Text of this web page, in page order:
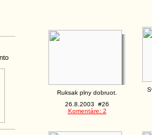
Ruksak plny dobruot.
26.8.2003 #26
Komentáre: 2